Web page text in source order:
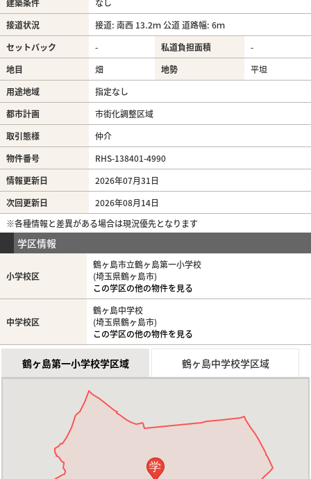
建築条件
なし
接道状況
接道: 南西 13.2ｍ 公道 道路幅: 6ｍ
セットバック
- 私道負担面積
-
地目
畑 地勢
平坦
用途地域
指定なし
都市計画
市街化調整区域
取引態様
仲介
物件番号
RHS-138401-4990
情報更新日
2026年07月31日
次回更新日
2026年08月14日
※各種情報と差異がある場合は現況優先となります
学区情報
小学校区
鶴ヶ島市立鶴ヶ島第一小学校
(埼玉県鶴ヶ島市)
この学区の他の物件を見る
中学校区
鶴ヶ島中学校
(埼玉県鶴ヶ島市)
この学区の他の物件を見る
鶴ヶ島第一小学校学区域 鶴ヶ島中学校学区域
学